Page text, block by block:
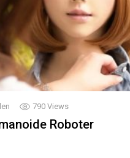
790 Views
Roboter